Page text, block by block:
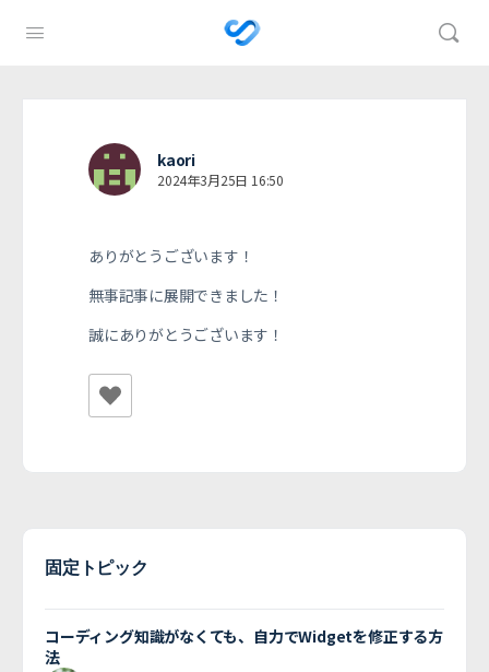
kaori
2024年3月25日 16:50
ありがとうございます！
無事記事に展開できました！
誠にありがとうございます！
固定トピック
コーディング知識がなくても、自力でWidgetを修正する方
法